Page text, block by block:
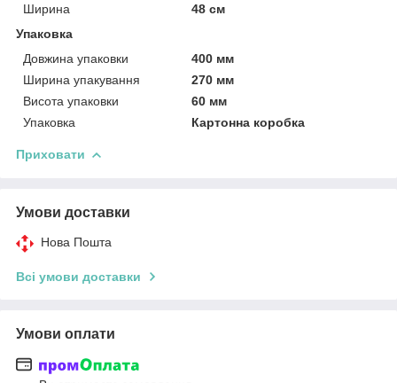
Ширина
48 см
Упаковка
Довжина упаковки
400 мм
Ширина упакування
270 мм
Висота упаковки
60 мм
Упаковка
Картонна коробка
Приховати
Умови доставки
Нова Пошта
Всі умови доставки
Умови оплати